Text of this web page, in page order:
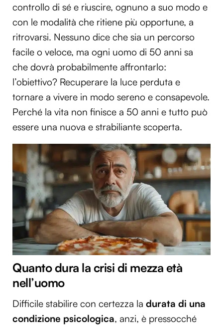
controllo di sé e riuscire, ognuno a suo modo e
con le modalità che ritiene più opportune, a
ritrovarsi. Nessuno dice che sia un percorso
facile o veloce, ma ogni uomo di 50 anni sa
che dovrà probabilmente affrontarlo:
l’obiettivo? Recuperare la luce perduta e
tornare a vivere in modo sereno e consapevole.
Perché la vita non finisce a 50 anni e tutto può
essere una nuova e strabiliante scoperta.
Quanto dura la crisi di mezza età
nell’uomo
Difficile stabilire con certezza la durata di una
condizione psicologica, anzi, è pressocché